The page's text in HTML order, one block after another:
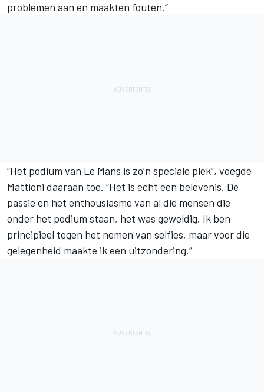
problemen aan en maakten fouten.”
“Het podium van Le Mans is zo’n speciale plek”, voegde
Mattioni daaraan toe. “Het is echt een belevenis. De
passie en het enthousiasme van al die mensen die
onder het podium staan, het was geweldig. Ik ben
principieel tegen het nemen van selfies, maar voor die
gelegenheid maakte ik een uitzondering.”